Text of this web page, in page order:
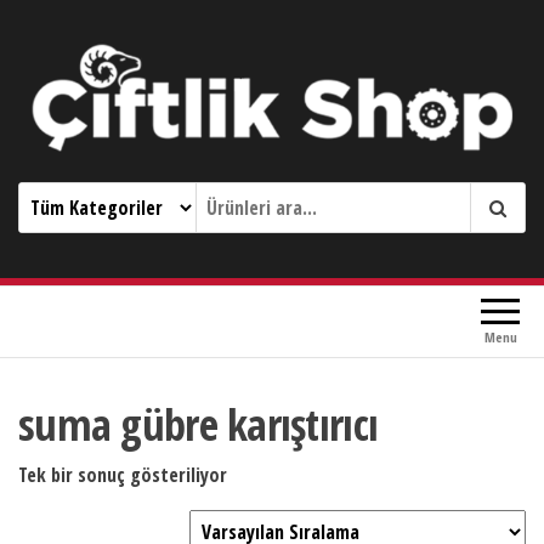
Çiftlik Shop 0533 644 3989
Menu
suma gübre karıştırıcı
Tek bir sonuç gösteriliyor